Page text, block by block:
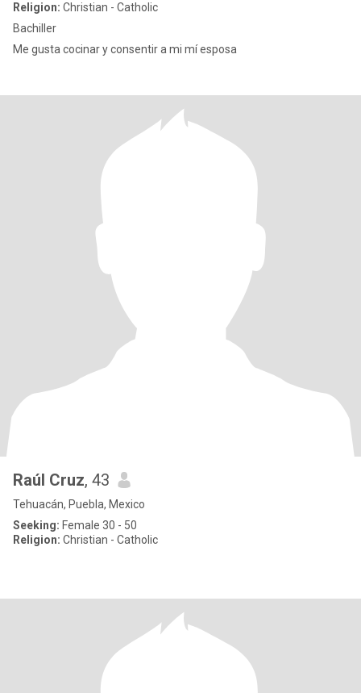
Religion: Christian - Catholic
Bachiller
Me gusta cocinar y consentir a mi mí esposa
Raúl Cruz, 43
Tehuacán, Puebla, Mexico
Seeking: Female 30 - 50
Religion: Christian - Catholic